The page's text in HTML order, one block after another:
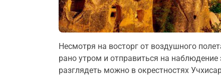
Несмотря на восторг от воздушного
рано утром и отправиться на
разглядеть можно в окрестностях